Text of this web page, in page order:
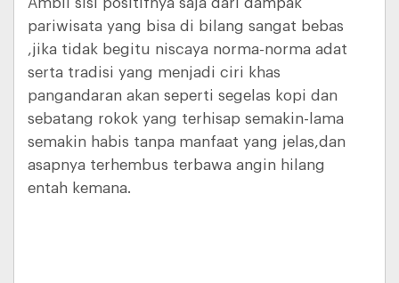
pariwisata yang bisa di bilang sangat bebas
,jika tidak begitu niscaya norma-norma adat
serta tradisi yang menjadi ciri khas
pangandaran akan seperti segelas kopi dan
sebatang rokok yang terhisap semakin-lama
semakin habis tanpa manfaat yang jelas,dan
asapnya terhembus terbawa angin hilang
entah kemana.